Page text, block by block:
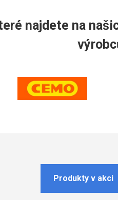
najdete na
Produkty v akci